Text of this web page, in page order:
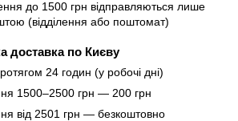
до 1500 грн відправляються лише
(відділення або поштомат)
доставка по Києву
24 годин (у робочі дні)
1500–2500 грн — 200 грн
від 2501 грн — безкоштовно